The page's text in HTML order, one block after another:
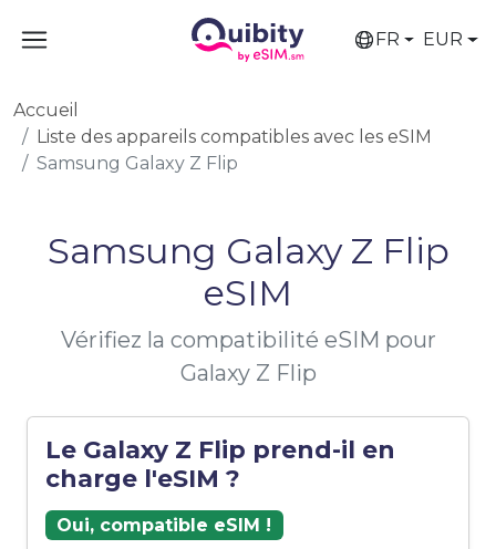
FR EUR
Accueil
Liste des appareils compatibles avec les eSIM
Samsung Galaxy Z Flip
Samsung Galaxy Z Flip
eSIM
Vérifiez la compatibilité eSIM pour
Galaxy Z Flip
Le Galaxy Z Flip prend-il en
charge l'eSIM ?
Oui, compatible eSIM !